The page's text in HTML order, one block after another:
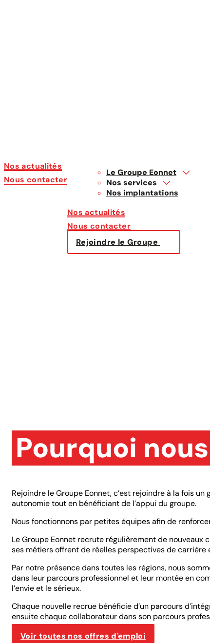
Nos actualités
Nous contacter
Le Groupe Eonnet
Nos services
Nos implantations
Nos actualités
Nous contacter
Rejoindre le Groupe
Pourquoi
Rejoindre le Groupe Eonnet, c’est rejoindre à la fois
autonomie tout en bénéficiant de l’appui du groupe.
Nous fonctionnons par petites équipes afin de
Le Groupe Eonnet recrute régulièrement de
ses métiers offrent de réelles perspectives de carrière
Par notre présence dans toutes les régions, nous
dans leur parcours professionnel et leur montée en
l’envie et le sérieux.
Chaque nouvelle recrue bénéficie d’un parcours
ensuite chaque collaborateur dans son parcours
Voir toutes nos offres d'emploi